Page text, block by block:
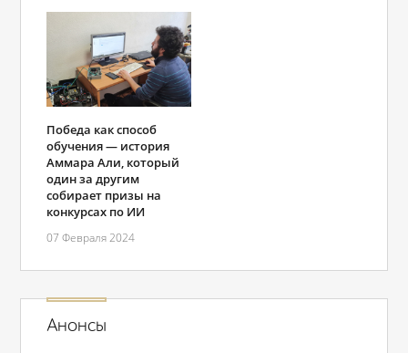
Победа как способ
обучения ― история
Аммара Али, который
один за другим
собирает призы на
конкурсах по ИИ
07 Февраля 2024
Анонсы